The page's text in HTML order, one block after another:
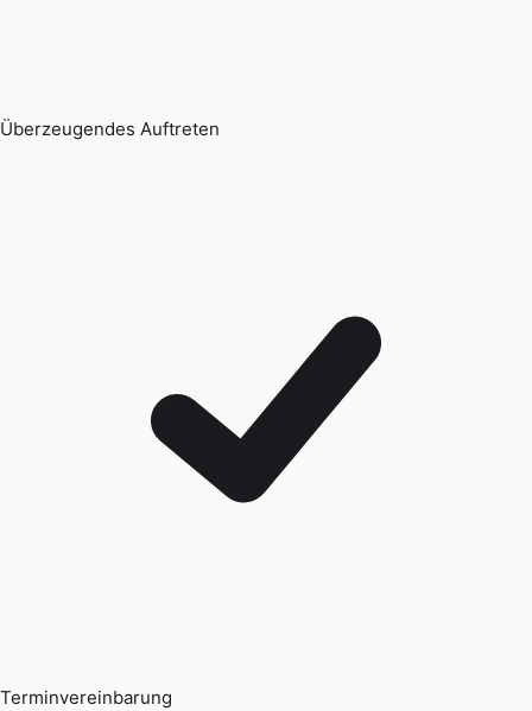
Überzeugendes Auftreten
Terminvereinbarung